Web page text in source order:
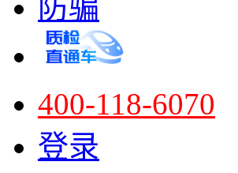
防骗
400-118-6070
登录